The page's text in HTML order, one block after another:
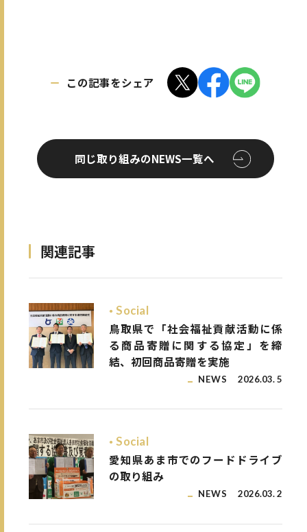
この記事をシェア
同じ取り組みのNEWS一覧へ
関連記事
Social
鳥取県で「社会福祉貢献活動に係
る商品寄贈に関する協定」を締
結、初回商品寄贈を実施
NEWS 2026.03. 5
Social
愛知県あま市でのフードドライブ
の取り組み
NEWS 2026.03. 2